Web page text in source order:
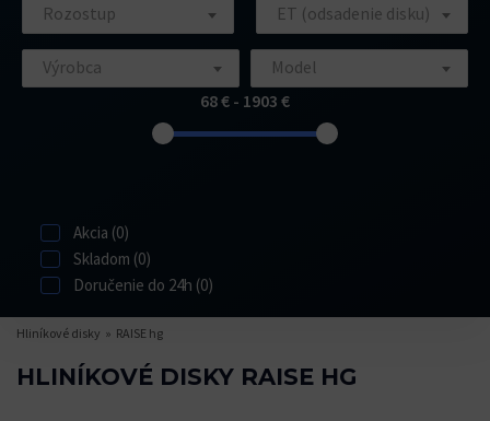
Rozostup ET (odsadenie disku)
Výrobca
Model
68 € - 1903 €
Akcia (0)
Skladom (0)
Doručenie do 24h (0)
Hliníkové disky RAISE hg
HLINÍKOVÉ DISKY RAISE HG